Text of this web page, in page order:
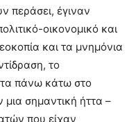
περάσει, έγιναν
οικονομικό και
και τα μνημόνια
το
πάνω κάτω στο
μια σημαντική ήττα –
που είχαν